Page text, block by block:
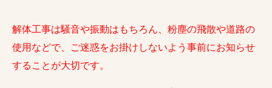
解体工事は騒音や振動はもちろん、粉塵の飛散や道路の
使用などで、ご迷惑をお掛けしないよう事前にお知らせ
することが大切です。